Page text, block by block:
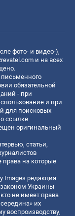
фото- и видео-),
и на всех
обязательной
- при
и при
для поисковых
ссылке
оригинальный
статьи,
на которые
Images редакция
Украины
не имеет права
их
воспроизводству,